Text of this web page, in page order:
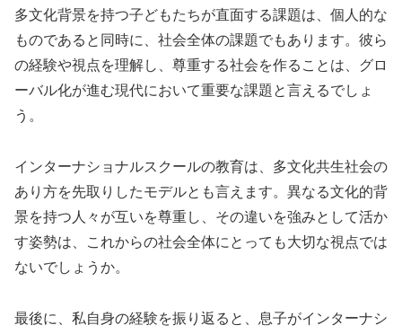
多文化背景を持つ子どもたちが直面する課題は、個人的な
ものであると同時に、社会全体の課題でもあります。彼ら
の経験や視点を理解し、尊重する社会を作ることは、グロ
ーバル化が進む現代において重要な課題と言えるでしょ
う。
インターナショナルスクールの教育は、多文化共生社会の
あり方を先取りしたモデルとも言えます。異なる文化的背
景を持つ人々が互いを尊重し、その違いを強みとして活か
す姿勢は、これからの社会全体にとっても大切な視点では
ないでしょうか。
最後に、私自身の経験を振り返ると、息子がインターナシ